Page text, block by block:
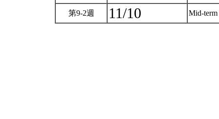
第9-2週 11/10 Mid-